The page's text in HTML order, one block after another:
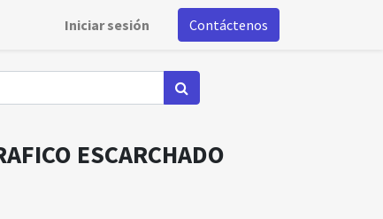
Iniciar sesión Contáctenos
ESCARCHADO